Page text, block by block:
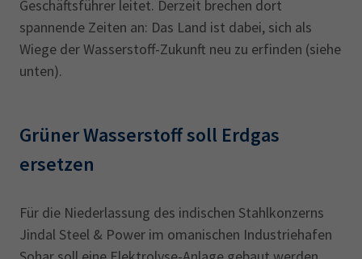
Geschäftsführer leitet. Derzeit brechen dort
spannende Zeiten an: Das Land ist dabei, sich als
Wiege der Wasserstoff-Zukunft neu zu erfinden (siehe
unten).
Grüner Wasserstoff soll Erdgas
ersetzen
Für die Niederlassung des indischen Stahlkonzerns
Jindal Steel & Power im omanischen Industriehafen